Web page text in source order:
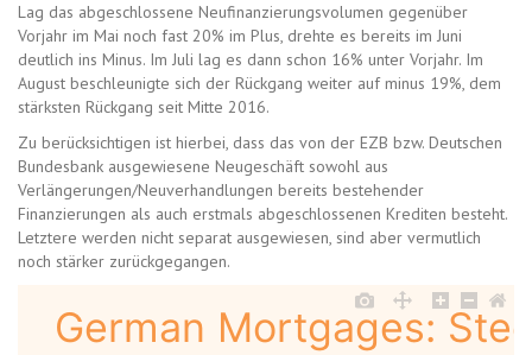
Lag das abgeschlossene Neufinanzierungsvolumen gegenüber
Vorjahr im Mai noch fast 20% im Plus, drehte es bereits im Juni
deutlich ins Minus. Im Juli lag es dann schon 16% unter Vorjahr. Im
August beschleunigte sich der Rückgang weiter auf minus 19%, dem
stärksten Rückgang seit Mitte 2016.
Zu berücksichtigen ist hierbei, dass das von der EZB bzw. Deutschen
Bundesbank ausgewiesene Neugeschäft sowohl aus
Verlängerungen/Neuverhandlungen bereits bestehender
Finanzierungen als auch erstmals abgeschlossenen Krediten besteht.
Letztere werden nicht separat ausgewiesen, sind aber vermutlich
noch stärker zurückgegangen.
German Mortgages: